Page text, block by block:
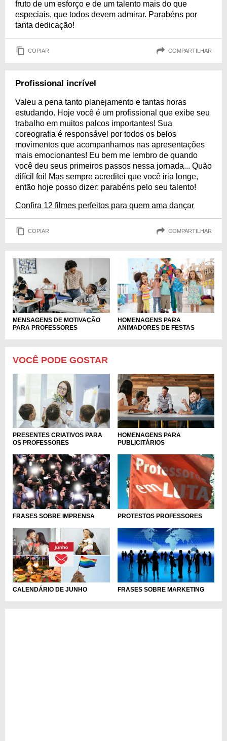
fruto de um esforço e de um talento mais do que
especiais, que todos devem admirar. Parabéns por
tanta dedicação!
COPIAR COMPARTILHAR
Profissional incrível
Valeu a pena tanto planejamento e tantas horas
estudando. Hoje você é um profissional que exibe seu
trabalho em muitos palcos importantes! Sua
coreografia é responsável por todos os belos
movimentos que acompanhamos nas apresentações
mais emocionantes! Eu bem me lembro de quando
você deu seus primeiros passos nessa jornada... Quão
difícil foi! Mas sempre acreditei que você iria longe,
então hoje posso dizer: parabéns pelo seu talento!
Confira 12 filmes perfeitos para quem ama dançar
COPIAR COMPARTILHAR
MENSAGENS DE MOTIVAÇÃO
PARA PROFESSORES
HOMENAGENS PARA
ANIMADORES DE FESTAS
VOCÊ PODE GOSTAR
PRESENTES CRIATIVOS PARA
OS PROFESSORES
HOMENAGENS PARA
PUBLICITÁRIOS
FRASES SOBRE IMPRENSA PROTESTOS PROFESSORES
CALENDÁRIO DE JUNHO FRASES SOBRE MARKETING